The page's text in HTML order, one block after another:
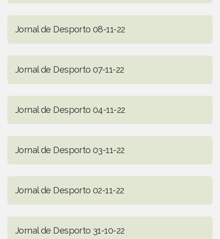
Jornal de Desporto 08-11-22
Jornal de Desporto 07-11-22
Jornal de Desporto 04-11-22
Jornal de Desporto 03-11-22
Jornal de Desporto 02-11-22
Jornal de Desporto 31-10-22